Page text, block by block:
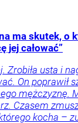
ma skutek, o
jej całować”
Zrobiła usta i
On poprawił
mężczyznę.
Czasem
kocha –